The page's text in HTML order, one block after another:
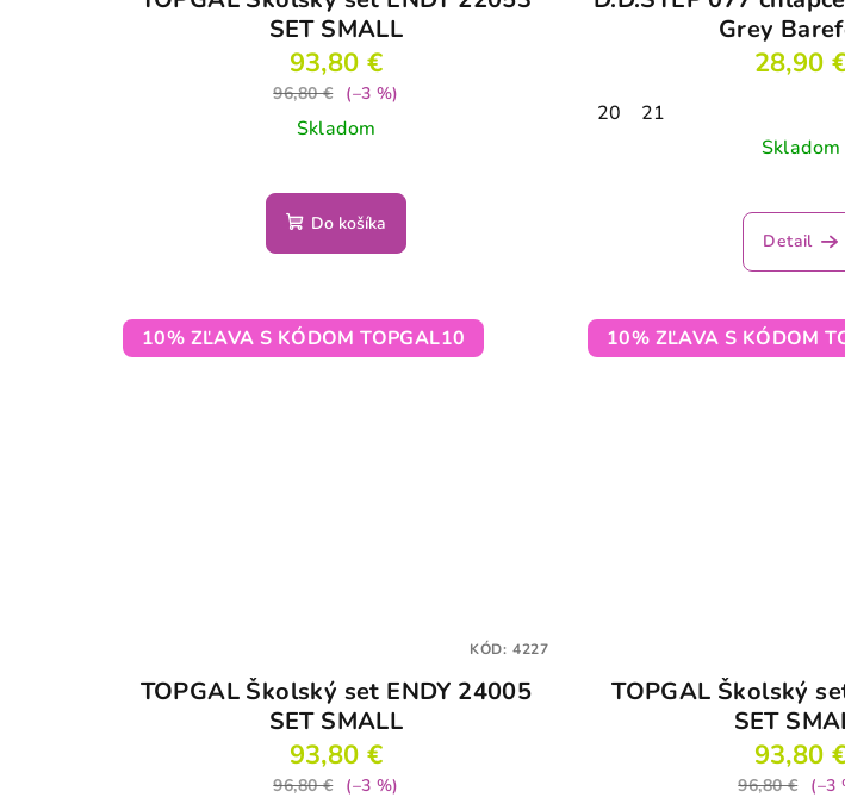
SET SMALL
93,80 €
96,80 € (–3 %)
Skladom
Do košíka
Grey
28,90
20
21
Skladom
Detail
10% ZĽAVA S KÓDOM TOPGAL10
TOPGAL Školský set ENDY 24005
SET SMALL
93,80 €
96,80 € (–3 %)
KÓD: 4227
10% ZĽAVA S KÓDOM
TOPGAL Školský
SET
93,80
96,80 € (–3